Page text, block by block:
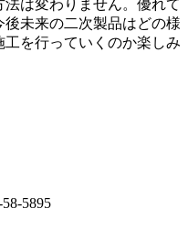
は変わりません。優れて
未来の二次製品はどの様
を行っていくのか楽しみ
5895